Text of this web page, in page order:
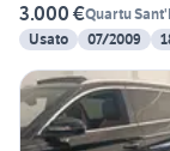
3.000 €Quartu
Usato
07/2009